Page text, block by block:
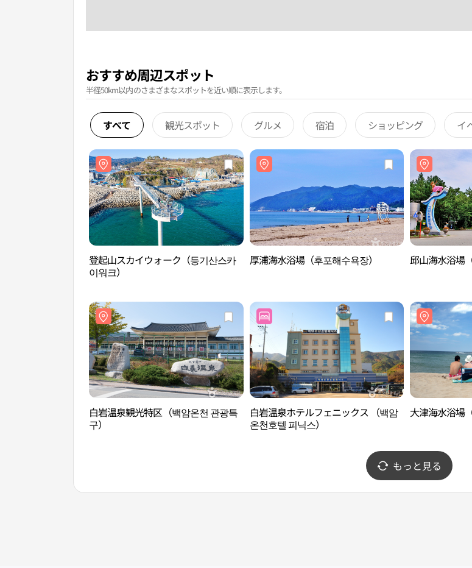
おすすめ周辺スポット
半径50km以内のさまざまなスポットを近い順に表示します。
すべて 観光スポット グルメ 宿泊 ショッピング イ
登起山スカイウォーク（등기산스카
이워크）
厚浦海水浴場（후포해수욕장） 邱山海水浴場
白岩温泉観光特区（백암온천 관광특
구）
白岩温泉ホテルフェニックス （백암
온천호텔 피닉스）
大津海水浴場
もっと見る